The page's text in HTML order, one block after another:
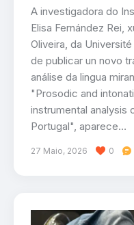
A investigadora do
Elisa Fernández Rei,
Oliveira, da
de publicar un novo
análise da lingua
"Prosodic and
instrumental analysis
Portugal", aparece…
27 Maio, 2026 0